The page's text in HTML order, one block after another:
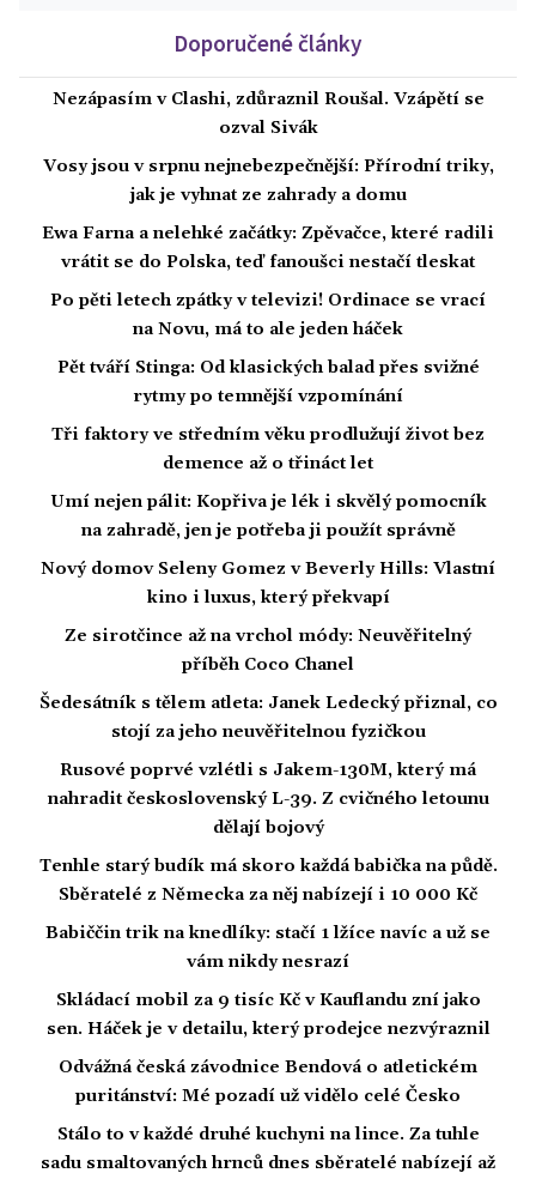
Doporučené články
Nezápasím v Clashi, zdůraznil Roušal. Vzápětí se
ozval Sivák
Vosy jsou v srpnu nejnebezpečnější: Přírodní triky,
jak je vyhnat ze zahrady a domu
Ewa Farna a nelehké začátky: Zpěvačce, které radili
vrátit se do Polska, teď fanoušci nestačí tleskat
Po pěti letech zpátky v televizi! Ordinace se vrací
na Novu, má to ale jeden háček
Pět tváří Stinga: Od klasických balad přes svižné
rytmy po temnější vzpomínání
Tři faktory ve středním věku prodlužují život bez
demence až o třináct let
Umí nejen pálit: Kopřiva je lék i skvělý pomocník
na zahradě, jen je potřeba ji použít správně
Nový domov Seleny Gomez v Beverly Hills: Vlastní
kino i luxus, který překvapí
Ze sirotčince až na vrchol módy: Neuvěřitelný
příběh Coco Chanel
Šedesátník s tělem atleta: Janek Ledecký přiznal, co
stojí za jeho neuvěřitelnou fyzičkou
Rusové poprvé vzlétli s Jakem-130M, který má
nahradit československý L-39. Z cvičného letounu
dělají bojový
Tenhle starý budík má skoro každá babička na půdě.
Sběratelé z Německa za něj nabízejí i 10 000 Kč
Babiččin trik na knedlíky: stačí 1 lžíce navíc a už se
vám nikdy nesrazí
Skládací mobil za 9 tisíc Kč v Kauflandu zní jako
sen. Háček je v detailu, který prodejce nezvýraznil
Odvážná česká závodnice Bendová o atletickém
puritánství: Mé pozadí už vidělo celé Česko
Stálo to v každé druhé kuchyni na lince. Za tuhle
sadu smaltovaných hrnců dnes sběratelé nabízejí až